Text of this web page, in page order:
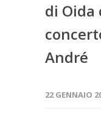
di Oida
André
22 GENNAIO